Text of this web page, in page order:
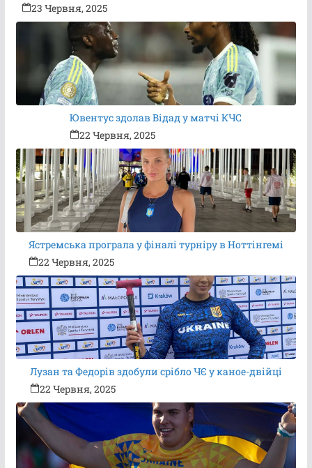
23 Червня, 2025
Ювентус здолав Відад у матчі КЧС
22 Червня, 2025
Ястремська програла у фіналі турніру в Ноттінгемі
22 Червня, 2025
Лузан та Федорів здобули срібло ЧЄ у каное-двійці
22 Червня, 2025